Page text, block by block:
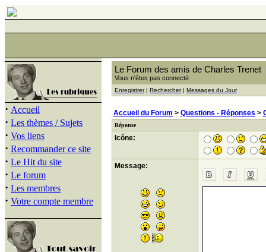
· Accueil
· Les thèmes / Sujets
· Vos liens
· Recommander ce site
· Le Hit du site
· Le forum
· Les membres
· Votre compte membre
Le Forum des amis de Charles Trenet
Vous n'êtes pas connecté
Enregistrer| Rechercher| Messages du Jour
Accueil du Forum > Questions - Réponses >
Réponse
Icône:
Message: